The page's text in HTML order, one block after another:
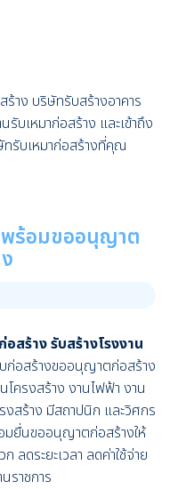
าง บริษัทรับสร้างอาคาร
รับเหมาก่อสร้าง และเข้าถึง
ทรับเหมาก่อสร้างที่คุณ
ร้อมขออนุญาต
อสร้าง รับสร้างโรงงาน
ก่อสร้างขออนุญาตก่อสร้าง
ครงสร้าง งานไฟฟ้า งาน
สร้าง มีสถาปนิก และวิศกร
มยื่นขออนุญาตก่อสร้างให้
ลดระยะเวลา ลดค่าใช้จ่าย
ราชการ